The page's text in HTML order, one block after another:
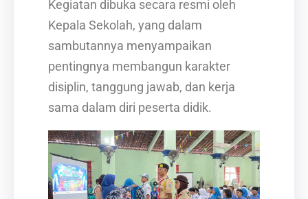
Kegiatan dibuka secara resmi oleh
Kepala Sekolah, yang dalam
sambutannya menyampaikan
pentingnya membangun karakter
disiplin, tanggung jawab, dan kerja
sama dalam diri peserta didik.